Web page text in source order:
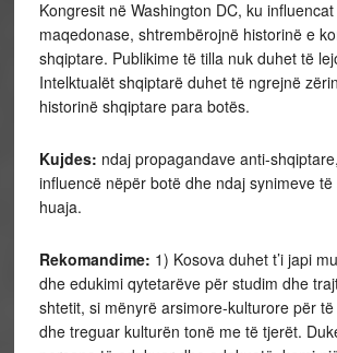
Kongresit në Washington DC, ku
maqedonase, shtrembërojnë historinë e
shqiptare. Publikime të tilla nuk duhet të
Intelktualët shqiptarë duhet të ngrejnë
historinë shqiptare para botës.
Kujdes: ndaj propagandave anti-
influencë nëpër botë dhe ndaj synimeve
huaja.
Rekomandime: 1) Kosova duhet t’i japi
dhe edukimi qytetarëve për studim dhe
shtetit, si mënyrë arsimore-kulturore për
dhe treguar kulturën tonë me të tjerët.